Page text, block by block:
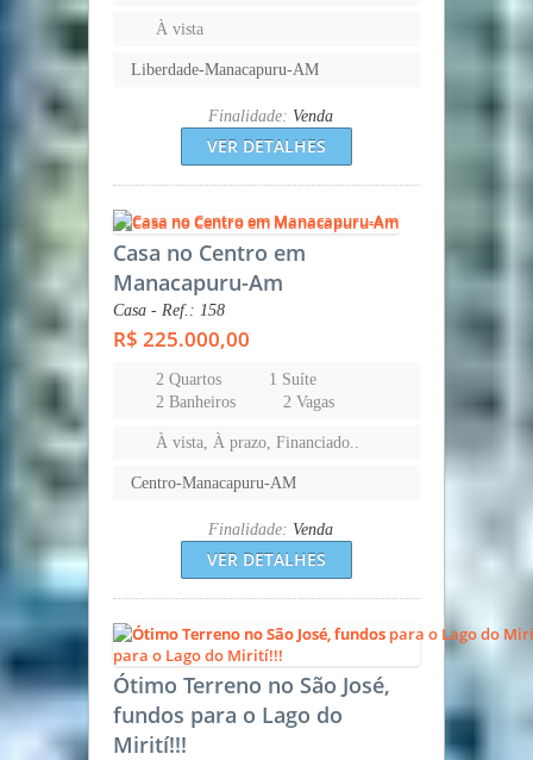
À vista
Liberdade-Manacapuru-AM
Finalidade: Venda
VER DETALHES
Casa no Centro em
Manacapuru-Am
Casa - Ref.: 158
R$ 225.000,00
2 Quartos
1 Suíte
2 Banheiros
2 Vagas
À vista, À prazo, Financiado..
Centro-Manacapuru-AM
Finalidade: Venda
VER DETALHES
Ótimo Terreno no São José,
fundos para o Lago do
Mirití!!!